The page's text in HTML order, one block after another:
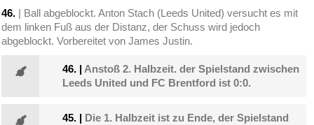
46. | Ball abgeblockt. Anton Stach (Leeds United) versucht es mit
dem linken Fuß aus der Distanz, der Schuss wird jedoch
abgeblockt. Vorbereitet von James Justin.
46. | Anstoß 2. Halbzeit. der Spielstand zwischen
Leeds United und FC Brentford ist 0:0.
45. | Die 1. Halbzeit ist zu Ende, der Spielstand